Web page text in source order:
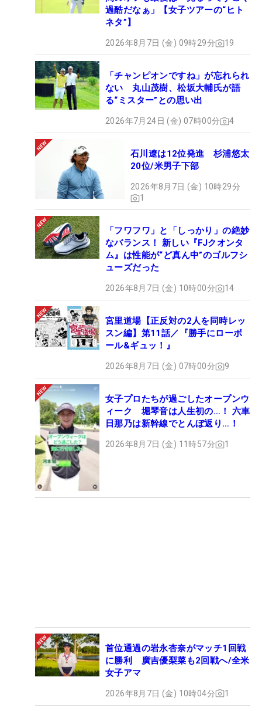
過酷だなぁ」【女子ツアーの“ヒト
ネタ”】
2026年8月7日 (金) 09時29分 19
「チャンピオンですね」が忘れられ
ない 丸山茂樹、松坂大輔氏が語
る“ミスター”との思い出
2026年7月24日 (金) 07時00分 4
石川遼は12位発進 杉浦悠太
20位/米男子下部
2026年8月7日 (金) 10時29分
1
「フワフワ」と「しっかり」の絶妙
なバランス！ 新しい『FJクオンタ
ム』は性能が“ど真ん中”のゴルフシ
ューズだった
2026年8月7日 (金) 10時00分 14
宮里道場【正反対の2人を同時レッ
スン編】第11話／『勝手にローボ
ール&ギュッ！』
2026年8月7日 (金) 07時00分 9
女子プロたちが過ごしたオープンウ
ィーク 堀琴音は人生初の…！ 六車
日那乃は新幹線でとんぼ返り…！
2026年8月7日 (金) 11時57分 1
首位通過の岩永杏奈がマッチ1回戦
に勝利 廣吉優梨菜も2回戦へ/全米
女子アマ
2026年8月7日 (金) 10時04分 1